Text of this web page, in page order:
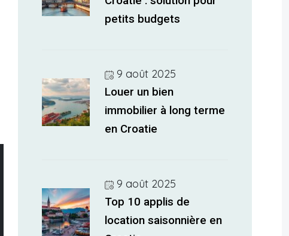
petits budgets
9 août 2025
Louer un bien
immobilier à long terme
en Croatie
9 août 2025
Top 10 applis de
location saisonnière en